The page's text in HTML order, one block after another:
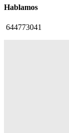
Hablamos
644773041